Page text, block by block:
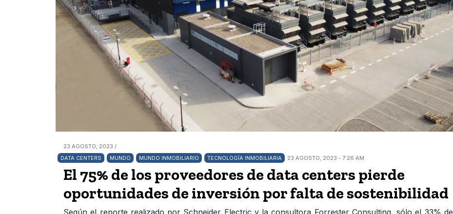
23 AGOSTO, 2023 /
DATA CENTERS
MUNDO MUNDO INMOBILIARIO TECNOLOGÍA INMOBILIARIA 23 AGOSTO, 2023 - 7:26 AM
El 75% de los proveedores de data centers pierde
oportunidades de inversión por falta de sostenibilidad
Según el reporte realizado por Schneider Electric y la consultora Forrester Consulting, sólo el 33% de